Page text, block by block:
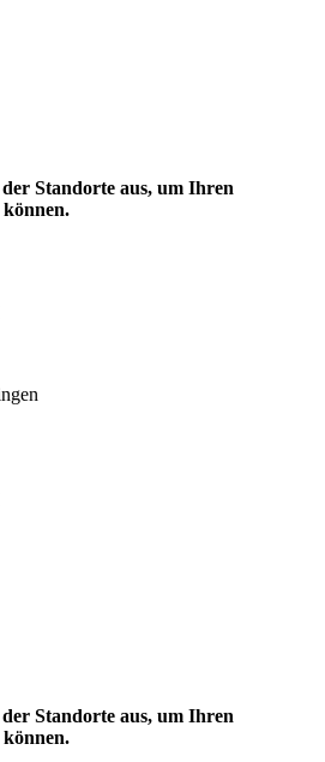
Standorte aus, um Ihren
Standorte aus, um Ihren